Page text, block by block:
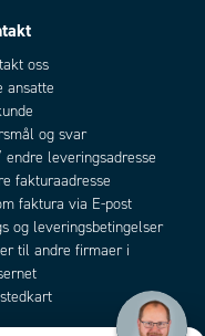
på Millenium 3. Det finns
på 0-20mA till 0-10V för
som omvandlar PWM-
oss
ansatte
og svar
endre leveringsadresse
fakturaadresse
faktura via E-post
og leveringsbetingelser
til andre firmaer i